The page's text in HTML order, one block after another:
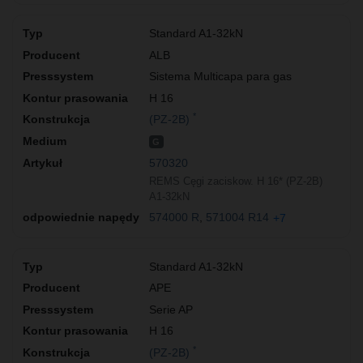
Standard A1-32kN
ALB
Sistema Multicapa para gas
H 16
(PZ-2B)
570320
574000 R 571004 R14 +7
Standard A1-32kN
APE
Serie AP
H 16
(PZ-2B)